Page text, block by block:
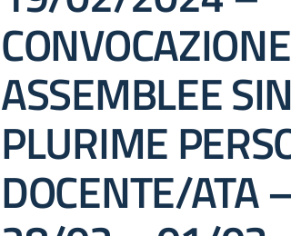
CONVOCAZIONE
ASSEMBLEE
PLURIME
DOCENTE/ATA